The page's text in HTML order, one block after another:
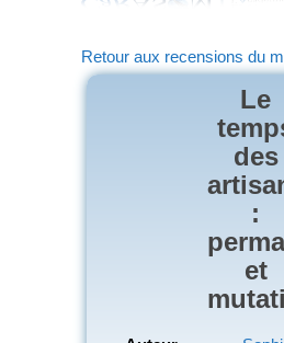
Retour aux recensions du
Le
des
:
et